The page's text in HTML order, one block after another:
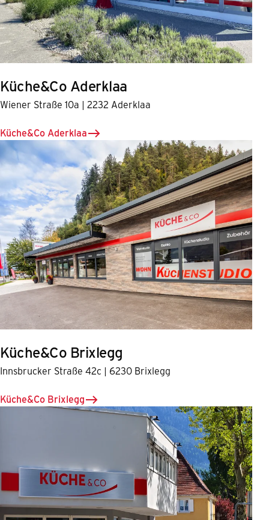
Küche&Co Aderklaa
Wiener Straße 10a | 2232 Aderklaa
Küche&Co Aderklaa
Küche&Co Brixlegg
Innsbrucker Straße 42c | 6230 Brixlegg
Küche&Co Brixlegg